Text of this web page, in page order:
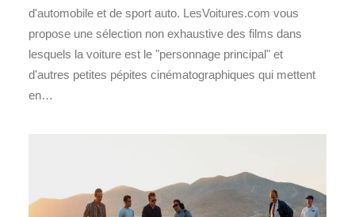
d'automobile et de sport auto. LesVoitures.com vous
propose une sélection non exhaustive des films dans
lesquels la voiture est le "personnage principal" et
d'autres petites pépites cinématographiques qui mettent
en…